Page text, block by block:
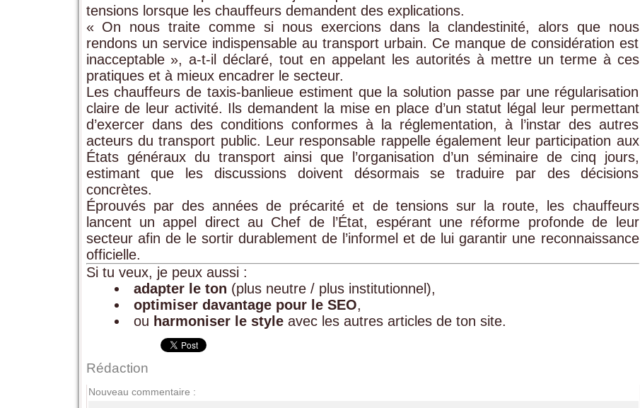
tensions lorsque les chauffeurs demandent des explications.
« On nous traite comme si nous exercions dans la clandestinité, alors que nous
rendons un service indispensable au transport urbain. Ce manque de considération est
inacceptable », a-t-il déclaré, tout en appelant les autorités à mettre un terme à ces
pratiques et à mieux encadrer le secteur.
Les chauffeurs de taxis-banlieue estiment que la solution passe par une régularisation
claire de leur activité. Ils demandent la mise en place d’un statut légal leur permettant
d’exercer dans des conditions conformes à la réglementation, à l’instar des autres
acteurs du transport public. Leur responsable rappelle également leur participation aux
États généraux du transport ainsi que l’organisation d’un séminaire de cinq jours,
estimant que les discussions doivent désormais se traduire par des décisions
concrètes.
Éprouvés par des années de précarité et de tensions sur la route, les chauffeurs
lancent un appel direct au Chef de l’État, espérant une réforme profonde de leur
secteur afin de le sortir durablement de l’informel et de lui garantir une reconnaissance
officielle.
Si tu veux, je peux aussi :
adapter le ton (plus neutre / plus institutionnel),
optimiser davantage pour le SEO,
ou harmoniser le styleavec les autres articles de ton site.
Rédaction
Nouveau commentaire :